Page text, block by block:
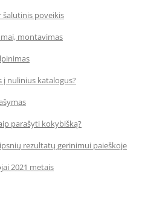
šalutinis poveikis
montavimas
nulinius katalogus?
parašyti kokybišką?
rezultatų gerinimui paieškoje
2021 metais